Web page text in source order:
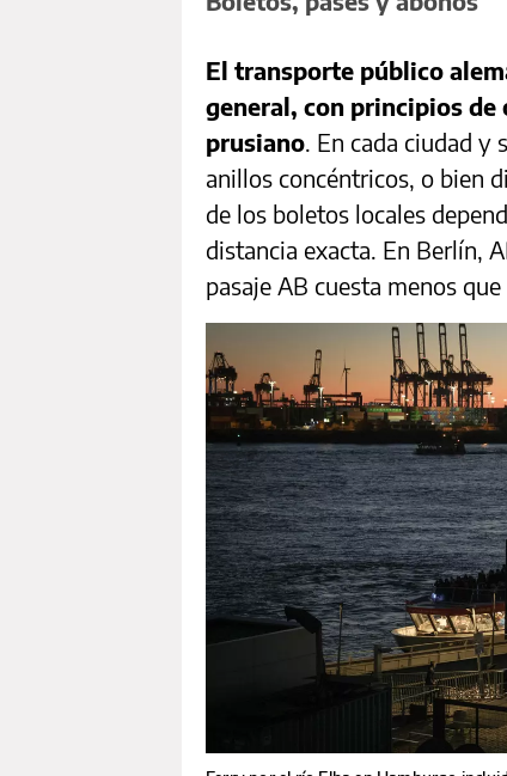
El transporte público
general, con principios de
prusiano. En cada ciudad y
anillos concéntricos, o bien
de los boletos locales
distancia exacta. En Berlín,
pasaje AB cuesta menos que